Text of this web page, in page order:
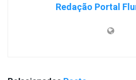
Redação Portal